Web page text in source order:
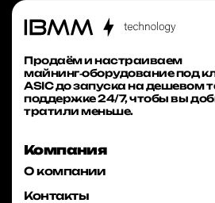
Продаём и настраиваем
майнинг‑оборудование под
ASIC до запуска на дешевом
поддержке 24/7, чтобы вы
тратили меньше.
Компания
О компании
Контакты